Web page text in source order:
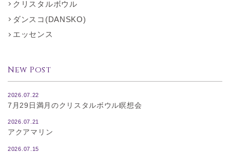
クリスタルボウル
ダンスコ(DANSKO)
エッセンス
New Post
2026.07.22
7月29日満月のクリスタルボウル瞑想会
2026.07.21
アクアマリン
2026.07.15